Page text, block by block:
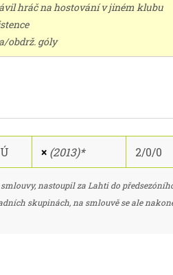
hráč na hostování v jiném klubu
obdrž. góly
Ú × (2013)* 2/0/0
nastoupil za Lahti do
skupinách, na smlouvě se ale